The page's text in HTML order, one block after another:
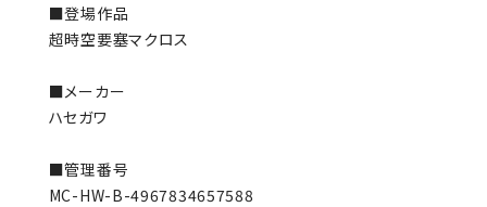
■登場作品
超時空要塞マクロス
■メーカー
ハセガワ
■管理番号
MC-HW-B-4967834657588